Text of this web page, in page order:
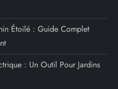
Étoilé : Guide Complet
: Un Outil Pour Jardins